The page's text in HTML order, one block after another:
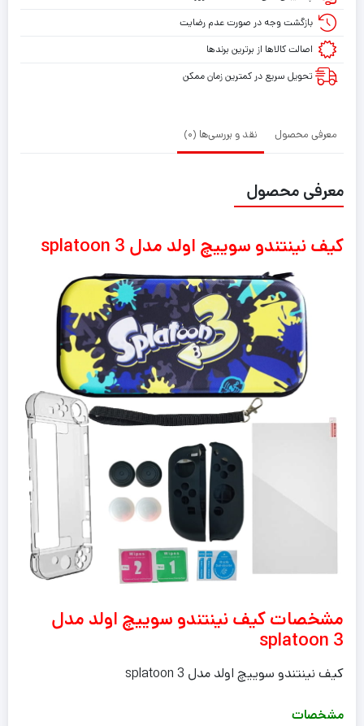
splatoon
بازگشت وجه در صورت عدم رضایت
اصالت کالاها از برترین برندها
تحویل سریع در کمترین زمان ممکن
معرفی محصول نقد و بررسی‌ها (0)
معرفی محصول
کیف نینتندو سوییچ اولد مدل splatoon 3
مشخصات کیف نینتندو سوییچ اولد مدل
splatoon 3
کیف نینتندو سوییچ اولد مدل splatoon 3
مشخصات